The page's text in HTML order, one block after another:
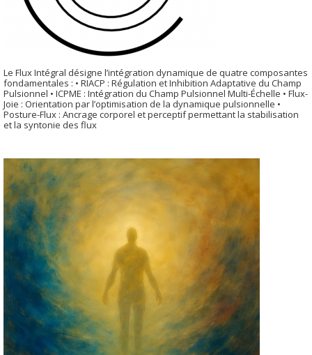
Le Flux Intégral désigne l’intégration dynamique de quatre composantes
fondamentales : • RIACP : Régulation et Inhibition Adaptative du Champ
Pulsionnel • ICPME : Intégration du Champ Pulsionnel Multi-Échelle • Flux-
Joie : Orientation par l’optimisation de la dynamique pulsionnelle •
Posture-Flux : Ancrage corporel et perceptif permettant la stabilisation
et la syntonie des flux